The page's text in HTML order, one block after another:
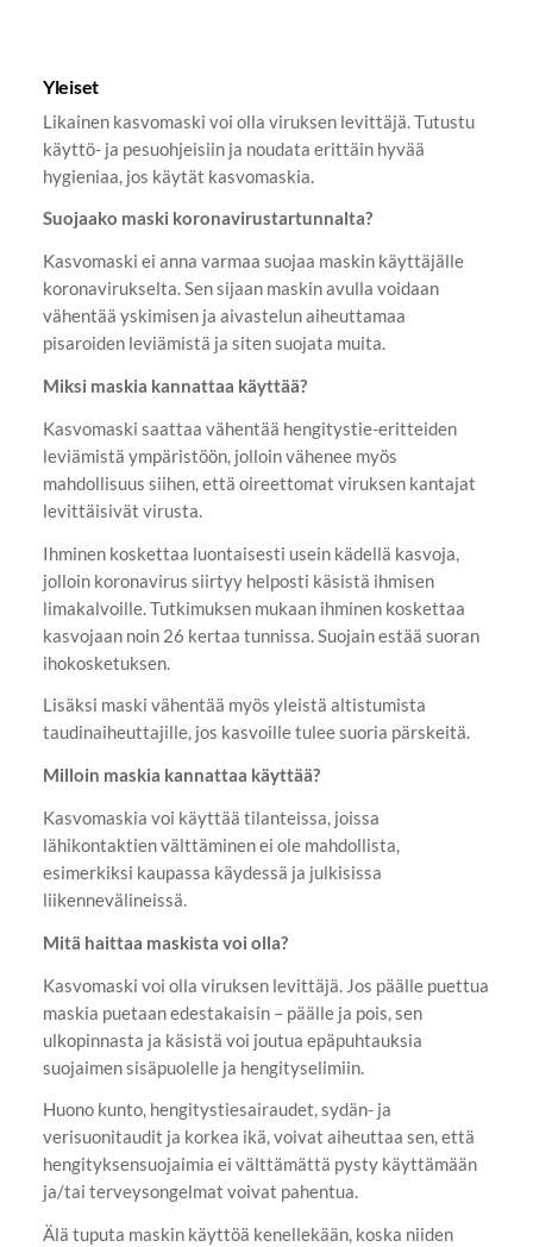
Yleiset
Likainen kasvomaski voi olla viruksen levittäjä. Tutustu
käyttö- ja pesuohjeisiin ja noudata erittäin hyvää
hygieniaa, jos käytät kasvomaskia.
Suojaako maski koronavirustartunnalta?
Kasvomaski ei anna varmaa suojaa maskin käyttäjälle
koronavirukselta. Sen sijaan maskin avulla voidaan
vähentää yskimisen ja aivastelun aiheuttamaa
pisaroiden leviämistä ja siten suojata muita.
Miksi maskia kannattaa käyttää?
Kasvomaski saattaa vähentää hengitystie-eritteiden
leviämistä ympäristöön, jolloin vähenee myös
mahdollisuus siihen, että oireettomat viruksen kantajat
levittäisivät virusta.
Ihminen koskettaa luontaisesti usein kädellä kasvoja,
jolloin koronavirus siirtyy helposti käsistä ihmisen
limakalvoille. Tutkimuksen mukaan ihminen koskettaa
kasvojaan noin 26 kertaa tunnissa. Suojain estää suoran
ihokosketuksen.
Lisäksi maski vähentää myös yleistä altistumista
taudinaiheuttajille, jos kasvoille tulee suoria pärskeitä.
Milloin maskia kannattaa käyttää?
Kasvomaskia voi käyttää tilanteissa, joissa
lähikontaktien välttäminen ei ole mahdollista,
esimerkiksi kaupassa käydessä ja julkisissa
liikennevälineissä.
Mitä haittaa maskista voi olla?
Kasvomaski voi olla viruksen levittäjä. Jos päälle puettua
maskia puetaan edestakaisin – päälle ja pois, sen
ulkopinnasta ja käsistä voi joutua epäpuhtauksia
suojaimen sisäpuolelle ja hengityselimiin.
Huono kunto, hengitystiesairaudet, sydän- ja
verisuonitaudit ja korkea ikä, voivat aiheuttaa sen, että
hengityksensuojaimia ei välttämättä pysty käyttämään
ja/tai terveysongelmat voivat pahentua.
Älä tuputa maskin käyttöä kenellekään, koska niiden